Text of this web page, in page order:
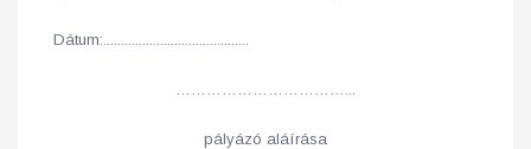
Dátum:.........................................
pályázó aláírása